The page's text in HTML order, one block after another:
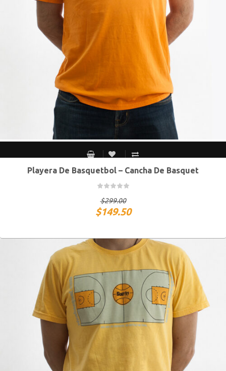
S MEX / XS USA M MEX / S USA G MEX / M USA XG MEX / G USA
Playera De Basquetbol – Cancha De Basquet
$299.00
$149.50